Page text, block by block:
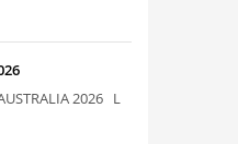
2026 L